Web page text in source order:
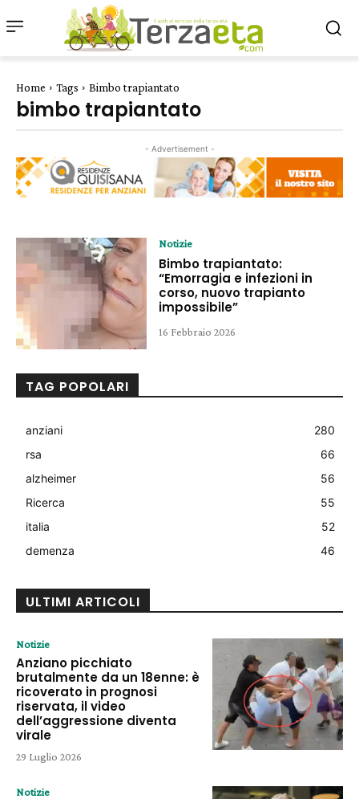
Home Tags Bimbo trapiantato
bimbo trapiantato
- Advertisement -
Notizie
Bimbo trapiantato:
“Emorragia e infezioni in
corso, nuovo trapianto
impossibile”
16 Febbraio 2026
TAG POPOLARI
anziani
280
rsa
66
alzheimer
56
Ricerca
55
italia
52
demenza
46
ULTIMI ARTICOLI
Notizie
Anziano picchiato
brutalmente da un 18enne: è
ricoverato in prognosi
riservata, il video
dell’aggressione diventa
virale
29 Luglio 2026
Notizie